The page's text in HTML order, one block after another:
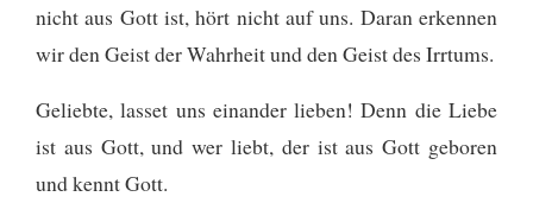
nicht aus Gott ist, hört nicht auf uns. Daran erkennen
wir den Geist der Wahrheit und den Geist des Irrtums.
Geliebte, lasset uns einander lieben! Denn die Liebe
ist aus Gott, und wer liebt, der ist aus Gott geboren
und kennt Gott.